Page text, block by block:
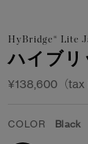
HyBridge® Lite
ハイブリ
¥138,600（tax
COLOR Black